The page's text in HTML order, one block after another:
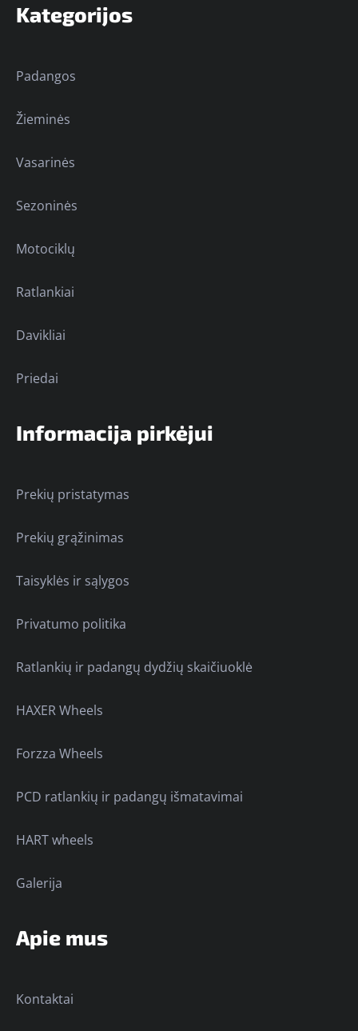
Kategorijos
Padangos
Žieminės
Vasarinės
Sezoninės
Motociklų
Ratlankiai
Davikliai
Priedai
Informacija pirkėjui
Prekių pristatymas
Prekių grąžinimas
Taisyklės ir sąlygos
Privatumo politika
Ratlankių ir padangų dydžių skaičiuoklė
HAXER Wheels
Forzza Wheels
PCD ratlankių ir padangų išmatavimai
HART wheels
Galerija
Apie mus
Kontaktai